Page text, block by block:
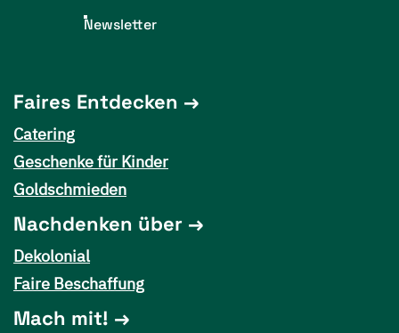
Newsletter
Faires Entdecken
Catering
Geschenke für Kinder
Goldschmieden
Nachdenken über
Dekolonial
Faire Beschaffung
Mach mit!